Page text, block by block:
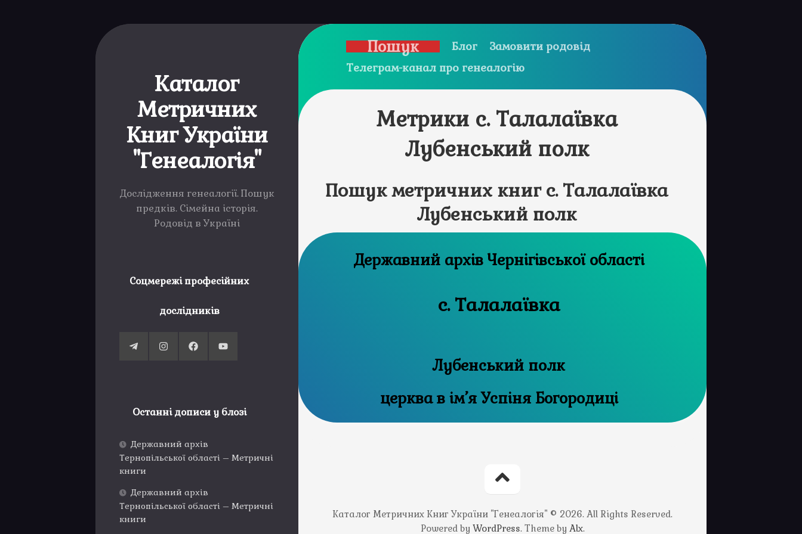
Каталог
Метричних
Книг України
"Генеалогія"
Дослідження генеалогії. Пошук
предків. Сімейна історія.
Родовід в Україні
Соцмережі професійних
дослідників
Останні дописи у блозі
Державний архів
Тернопільської області – Метричні
книги
Державний архів
Тернопільської області – Метричні
книги
Пошук Блог
Замовити родовід
Телеграм-канал про генеалогію
Метрики с. Талалаївка
Лубенський полк
Пошук метричних книг с. Талалаївка
Лубенський полк
Державний архів Чернігівської області
с. Талалаївка
Лубенський полк
церква в ім’я Успіня Богородиці
Каталог Метричних Книг України "Генеалогія" © 2026. All Rights Reserved.
Powered by WordPress. Theme by Alx.